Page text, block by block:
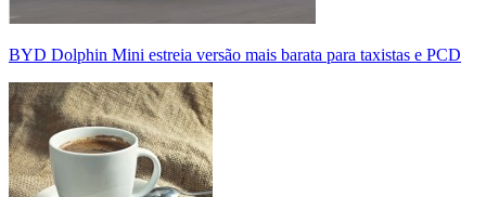
BYD Dolphin Mini estreia versão mais barata para taxistas e PCD